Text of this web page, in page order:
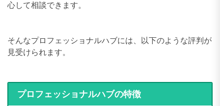
心して相談できます。
そんなプロフェッショナルハブには、以下のような評判が
見受けられます。
プロフェッショナルハブの特徴